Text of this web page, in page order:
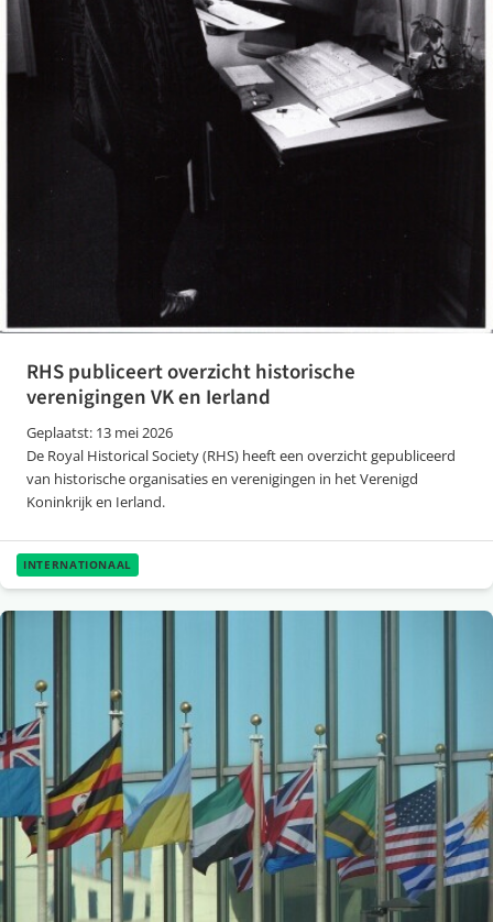
RHS publiceert overzicht historische
verenigingen VK en Ierland
Geplaatst: 13 mei 2026
De Royal Historical Society (RHS) heeft een overzicht gepubliceerd
van historische organisaties en verenigingen in het Verenigd
Koninkrijk en Ierland.
INTERNATIONAAL